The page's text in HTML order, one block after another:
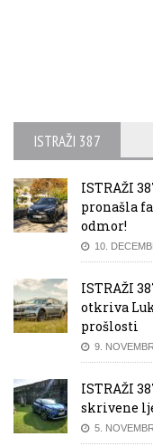
ISTRAŽI 387
ISTRAŽI
pronašla
odmor!
10.
ISTRAŽI
otkriva
prošlosti
9.
ISTRAŽI
skrivene
5.